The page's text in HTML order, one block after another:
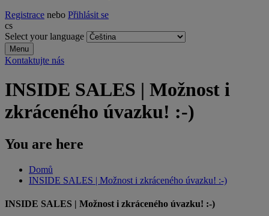
Registrace nebo Přihlásit se
cs
Select your language
Menu
Kontaktujte nás
INSIDE SALES | Možnost i
zkráceného úvazku! :-)
You are here
Domů
INSIDE SALES | Možnost i zkráceného úvazku! :-)
INSIDE SALES | Možnost i zkráceného úvazku! :-)